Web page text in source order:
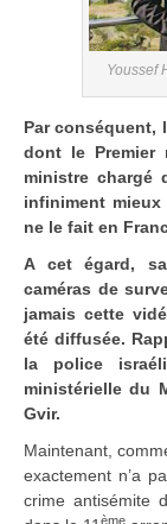
Youssef
Par conséquent,
dont le Premier
ministre chargé
infiniment mieux
ne le fait en
A cet égard,
caméras de
jamais cette
été diffusée.
la police
ministérielle du
Gvir.
Maintenant,
exactement n’a
crime antisémite
ème